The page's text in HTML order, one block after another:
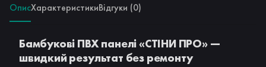
ОписХарактеристикиВідгуки (0)
Бамбукові ПВХ панелі «СТІНИ ПРО» —
швидкий результат без ремонту